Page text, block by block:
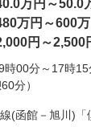
万円～50.0
万円～600万
円～2,500
時00分～17時
分）
線(函館－旭川)